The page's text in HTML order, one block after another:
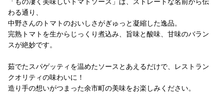
わる通り、
中野さんのトマトのおいしさがぎゅっと凝縮した逸品。
完熟トマトを生からじっくり煮込み、旨味と酸味、甘味のバラン
スが絶妙です。
茹でたスパゲッティを温めたソースとあえるだけで、レストラン
クオリティの味わいに！
造り手の想いがつまった余市町の美味をお楽しみください。